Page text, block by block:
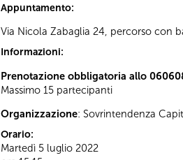
Appuntamento:
Via Nicola Zabaglia 24, percorso con
Informazioni:
Prenotazione obbligatoria allo
Massimo 15 partecipanti
Organizzazione: Sovrintendenza
Orario:
Martedì 5 luglio 2022